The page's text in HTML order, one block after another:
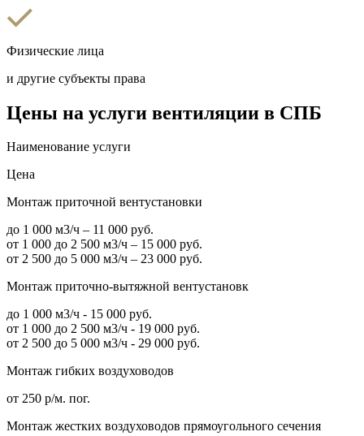
Физические лица
и другие субъекты права
Цены на услуги вентиляции в СПБ
Наименование услуги
Цена
Монтаж приточной вентустановки
до 1 000 м3/ч – 11 000 руб.
от 1 000 до 2 500 м3/ч – 15 000 руб.
от 2 500 до 5 000 м3/ч – 23 000 руб.
Монтаж приточно-вытяжной вентустановк
до 1 000 м3/ч - 15 000 руб.
от 1 000 до 2 500 м3/ч - 19 000 руб.
от 2 500 до 5 000 м3/ч - 29 000 руб.
Монтаж гибких воздуховодов
от 250 р/м. пог.
Монтаж жестких воздуховодов прямоугольного сечения